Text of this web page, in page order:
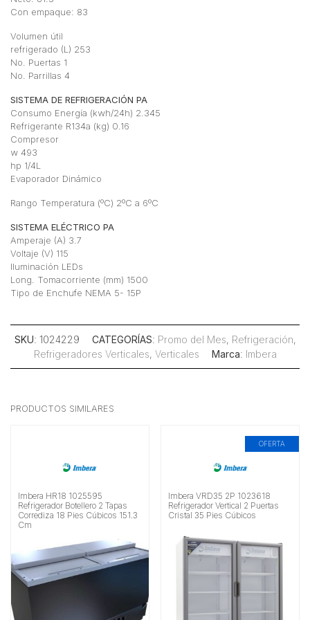
Con empaque: 83
Volumen útil
refrigerado (L) 253
No. Puertas 1
No. Parrillas 4
SISTEMA DE REFRIGERACIÓN PA
Consumo Energía (kwh/24h) 2.345
Refrigerante R134a (kg) 0.16
Compresor
w 493
hp 1/4L
Evaporador Dinámico
Rango Temperatura (ºC) 2ºC a 6ºC
SISTEMA ELÉCTRICO PA
Amperaje (A) 3.7
Voltaje (V) 115
Iluminación LEDs
Long. Tomacorriente (mm) 1500
Tipo de Enchufe NEMA 5- 15P
SKU: 1024229 CATEGORÍAS: Promo del Mes, Refrigeración,
Refrigeradores Verticales, Verticales Marca: Imbera
PRODUCTOS SIMILARES
Imbera HR18 1025595
Refrigerador Botellero 2 Tapas
Corrediza 18 Pies Cúbicos 151.3
Cm
OFERTA
Imbera VRD35 2P 1023618
Refrigerador Vertical 2 Puertas
Cristal 35 Pies Cúbicos